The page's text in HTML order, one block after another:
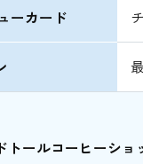
ーカード
ドトールコーヒーシ